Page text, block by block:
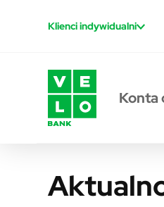
Klienci indywidualni
Konta